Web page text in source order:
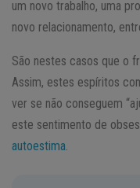
um novo trabalho, uma
novo relacionamento,
São nestes casos que o
Assim, estes espíritos
ver se não conseguem
este sentimento de
autoestima